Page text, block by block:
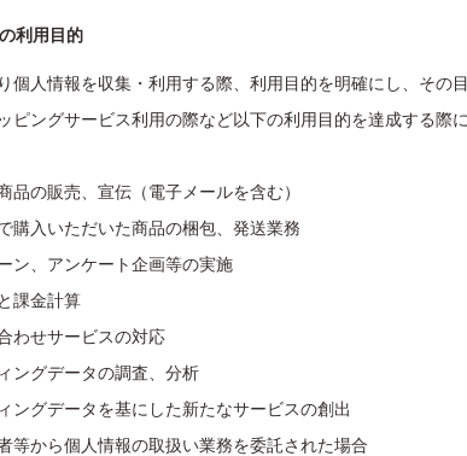
利用目的
個人情報を収集・利用する際、利用目的を明確にし、そ
ピングサービス利用の際など以下の利用目的を達成する際
品の販売、宣伝（電子メールを含む）
購入いただいた商品の梱包、発送業務
ン、アンケート企画等の実施
課金計算
わせサービスの対応
ングデータの調査、分析
ングデータを基にした新たなサービスの創出
等から個人情報の取扱い業務を委託された場合